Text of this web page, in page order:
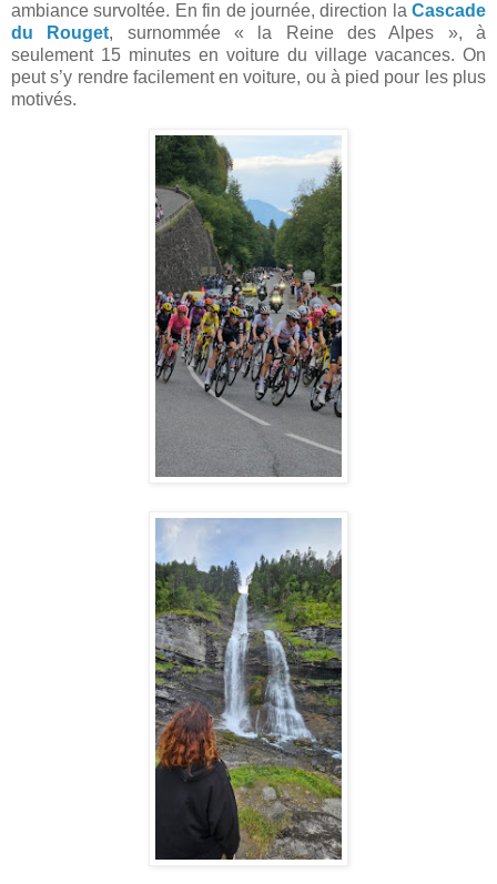
ambiance survoltée. En fin de journée, direction la Cascade
du Rouget, surnommée « la Reine des Alpes », à
seulement 15 minutes en voiture du village vacances. On
peut s’y rendre facilement en voiture, ou à pied pour les plus
motivés.